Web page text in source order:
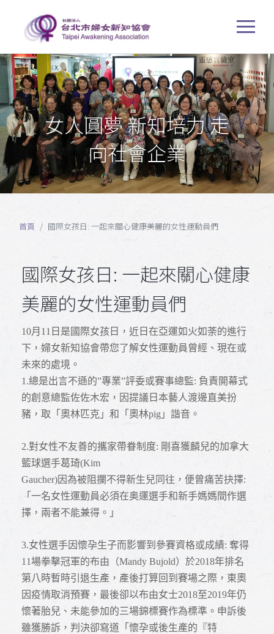
女人圓夢 新知培力 走
向社會企業
首頁 國際女孩日: 一起來關心健康美麗的女性運動員們
國際女孩日: 一起來關心健康
美麗的女性運動員們
10月11日是國際女孩日，近日在亞運如火如荼的進行
下，婦女新知協會帶您了解女性運動員曾經、現在或
未來的處境。
1.總是出言不遜的”專業”評委或賽事總監: 負責開幕式
的創意總監佐佐木宏，因提議日本藝人渡邊直美扮
豬，取「奧林匹克」和「奧林pig」諧音。
2.對女性不友善的攜家帶眷制度: 剛喜獲麟兒的加拿大
籃球選手葛琦(Kim
Gaucher)因為被阻攔不得新生兒同往，便曾痛苦抉擇:
「一名女性運動員必須在奥運選手和新手媽媽間作選
擇，兩者不能兼得。」
3.女性選手因懷孕生子而影響到參賽資格或成績: 奪得
11場拳擊冠軍的布由（Mandy Bujold）於2018年排名
第八時暫時引退生產，產後打算回到賽場之際，東奧
因疫情取消預賽，最後卻以布由女士2018至2019年仍
懷著胎兒、未能參加的三場錦標賽作為標準。申訴後
雖獲勝訴，判決卻寫道「懷孕或後生產的『特